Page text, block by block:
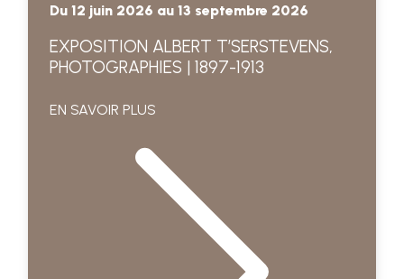
Du 12 juin 2026 au 13 septembre 2026
EXPOSITION ALBERT T’SERSTEVENS,
PHOTOGRAPHIES | 1897-1913
EN SAVOIR PLUS